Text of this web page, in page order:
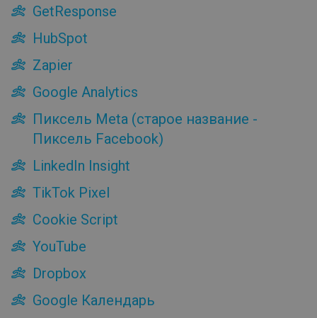
Zapier
Google Analytics
LinkedIn Insight
TikTok Pixel
Cookie Script
Google Календарь
iCal
Slack
Fakturownia
Лента событий
Статистика
GetResponse
HubSpot
Zapier
Google Analytics
Пиксель Meta (старое название -
Пиксель Facebook)
LinkedIn Insight
TikTok Pixel
Cookie Script
YouTube
Dropbox
Google Календарь